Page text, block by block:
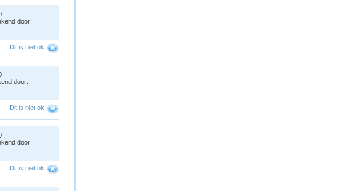
door:
Dit is niet ok
door:
Dit is niet ok
door:
Dit is niet ok